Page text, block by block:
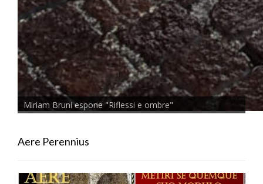
Miriam Bruni espone "Riflessi e ombre"
Aere Perennius